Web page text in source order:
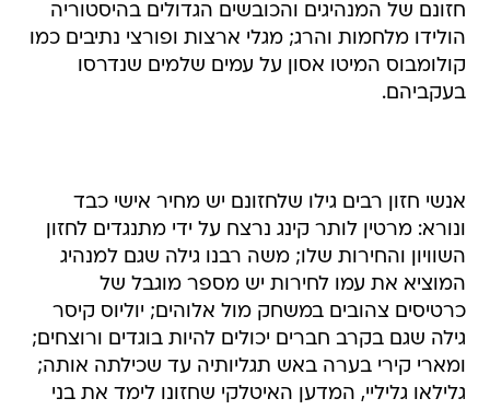
חזונם של המנהיגים והכובשים הגדולים בהיסטוריה
הולידו מלחמות והרג; מגלי ארצות ופורצי נתיבים כמו
קולומבוס המיטו אסון על עמים שלמים שנדרסו
בעקביהם.
אנשי חזון רבים גילו שלחזונם יש מחיר אישי כבד
ונורא: מרטין לותר קינג נרצח על ידי מתנגדים לחזון
השוויון והחירות שלו; משה רבנו גילה שגם למנהיג
המוציא את עמו לחירות יש מספר מוגבל של
כרטיסים צהובים במשחק מול אלוהים; יוליוס קיסר
גילה שגם בקרב חברים יכולים להיות בוגדים ורוצחים;
ומארי קירי בערה באש תגליותיה עד שכילתה אותה;
גלילאו גליליי, המדען האיטלקי שחזונו לימד את בני